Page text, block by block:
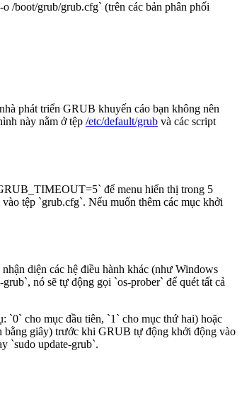
/boot/grub/grub.cfg` (trên các bản phân phối
phát triển GRUB khuyến cáo bạn không nên
này nằm ở tệp /etc/default/grub và các script
để menu hiển thị trong 5
tệp `grub.cfg`. Nếu muốn thêm các mục khởi
diện các hệ điều hành khác (như Windows
nó sẽ tự động gọi `os-prober` để quét tất cả
`0` cho mục đầu tiên, `1` cho mục thứ hai) hoặc
giây) trước khi GRUB tự động khởi động vào
`sudo update-grub`.